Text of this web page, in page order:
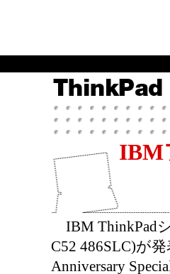
IBM
IBM ThinkPad
C52 486SLC)が
Anniversary